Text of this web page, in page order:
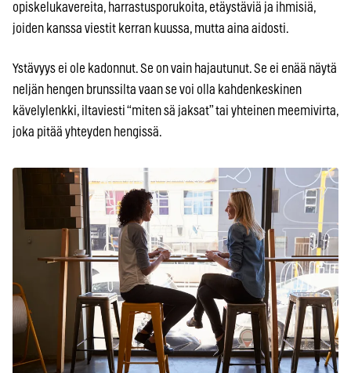
opiskelukavereita, harrastusporukoita, etäystäviä ja ihmisiä,
joiden kanssa viestit kerran kuussa, mutta aina aidosti.
Ystävyys ei ole kadonnut. Se on vain hajautunut. Se ei enää näytä
neljän hengen brunssilta vaan se voi olla kahdenkeskinen
kävelylenkki, iltaviesti “miten sä jaksat” tai yhteinen meemivirta,
joka pitää yhteyden hengissä.